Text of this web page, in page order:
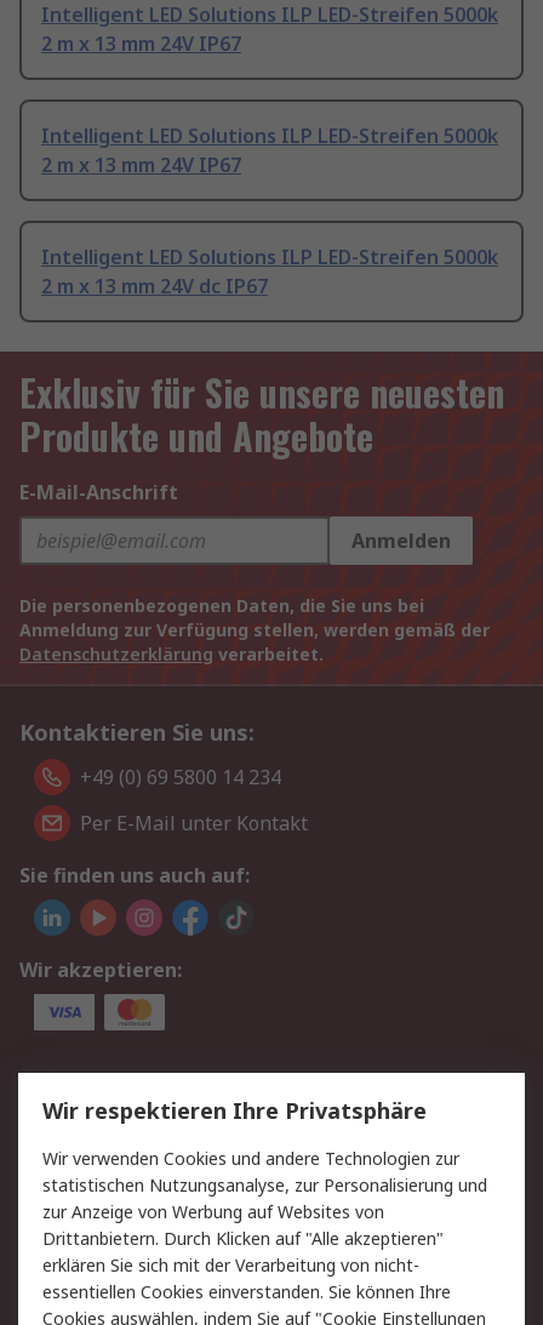
Intelligent LED Solutions ILP LED-Streifen 5000k
2 m x 13 mm 24V IP67
Intelligent LED Solutions ILP LED-Streifen 5000k
2 m x 13 mm 24V IP67
Intelligent LED Solutions ILP LED-Streifen 5000k
2 m x 13 mm 24V dc IP67
Exklusiv für Sie unsere neuesten
Produkte und Angebote
E-Mail-Anschrift
Anmelden
Die personenbezogenen Daten, die Sie uns bei
Anmeldung zur Verfügung stellen, werden gemäß der
Datenschutzerklärung verarbeitet.
Kontaktieren Sie uns:
+49 (0) 69 5800 14 234
Per E-Mail unter Kontakt
Sie finden uns auch auf:
Wir akzeptieren:
Service
Value Added Services
Lieferlösungen
Rücksendungen
Kontakt
Hilfe
Privatkunden
Rechtliches
AGB
Datenschutz
Wir respektieren Ihre Privatsphäre
Wir verwenden Cookies und andere Technologien zur
statistischen Nutzungsanalyse, zur Personalisierung und
zur Anzeige von Werbung auf Websites von
Drittanbietern. Durch Klicken auf "Alle akzeptieren"
erklären Sie sich mit der Verarbeitung von nicht-
essentiellen Cookies einverstanden. Sie können Ihre
Cookies auswählen, indem Sie auf "Cookie Einstellungen